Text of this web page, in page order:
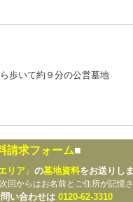
ら歩いて約９分の公営墓地
請求フォーム■
リア』 の墓地資料をお送りし
回からはお名前とご住所が記憶さ
い合わせは 0120-62-3310